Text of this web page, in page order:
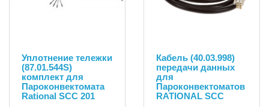
Уплотнение тележки
(87.01.544S)
комплект для
Пароконвектомата
Rational SCC 201
Кабель (40.03.998)
передачи данных
для
Пароконвектоматов
RATIONAL SCC